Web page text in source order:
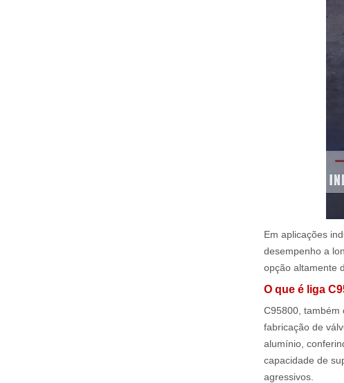
Em aplicações
desempenho a
opção altamente
O que é liga
C95800, também
fabricação de
alumínio,
capacidade de
agressivos.